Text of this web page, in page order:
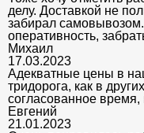
делу. Доставкой не
забирал
оперативность,
Михаил
17.03.2023
Адекватные цены в
тридорога, как в
согласованное время,
Евгений
21.01.2023